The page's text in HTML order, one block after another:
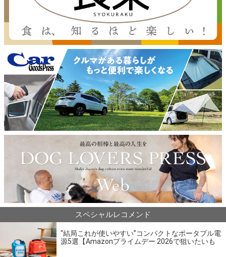
スペシャルレコメンド
“結局これが使いやすい”コンパクトなポータブル電
源5選【Amazonプライムデー 2026で狙いたいも